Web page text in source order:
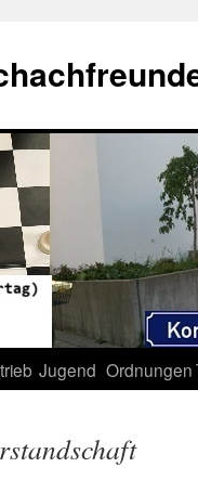
Jugend Ordnungen